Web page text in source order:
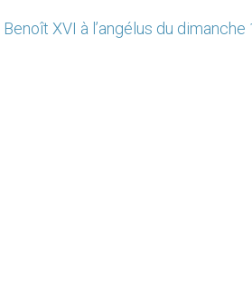
XVI à l’angélus du